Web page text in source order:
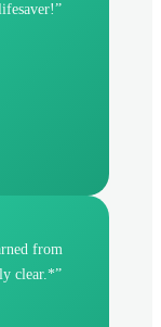
”
from
clear.*”